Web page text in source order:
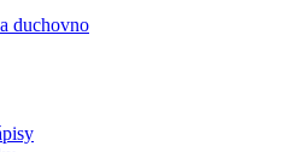
duchovno